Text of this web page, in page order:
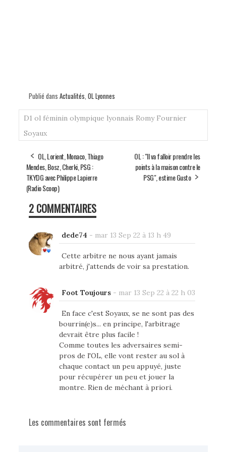
Publié dans Actualités OL Lyonnes
D1 ol féminin olympique lyonnais Romy Fournier
Soyaux
OL, Lorient, Monaco, Thiago
Mendes, Bosz, Cherki, PSG :
TKYDG avec Philippe Lapierre
(Radio Scoop)
OL : "Il va falloir prendre les
points à la maison contre le
PSG", estime Gusto
2 COMMENTAIRES
dede74 - mar 13 Sep 22 à 13 h 49
Cette arbitre ne nous ayant jamais
arbitré, j'attends de voir sa prestation.
Foot Toujours- mar 13 Sep 22 à 22 h 03
En face c'est Soyaux, se ne sont pas des
bourrin(e)s... en principe, l'arbitrage
devrait être plus facile !
Comme toutes les adversaires semi-
pros de l'OL, elle vont rester au sol à
chaque contact un peu appuyé, juste
pour récupérer un peu et jouer la
montre. Rien de méchant à priori.
Les commentaires sont fermés